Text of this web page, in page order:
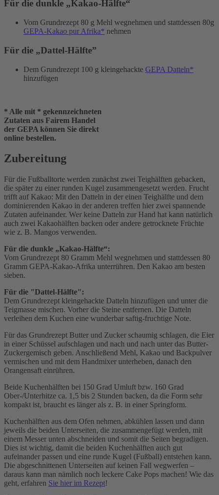
Für die dunkle „Kakao-Hälfte“
Vom Grundrezept 80 g Mehl wegnehmen und stattdessen 80g
GEPA-Kakao pur Afrika* nehmen
Für die „Dattel-Hälfte”
Dem Grundrezept 100 g kleingehackte GEPA Datteln*
hinzufügen
* Alle mit * gekennzeichneten
Zutaten aus Fairem Handel
der GEPA können Sie direkt
online bestellen.
Zubereitung
Für die Fußballtorte werden zunächst zwei Teighälften gebacken,
die später zu einer runden Kugel zusammengesetzt werden. Frucht
trifft auf Kakao: Mit den Datteln in der einen Teighälfte und dem
dominierenden Kakao in der anderen treffen hier zwei spannende
Zutaten aufeinander. Wer keine Datteln zur Hand hat kann natürlich
auch zwei Kakaohälften backen oder andere getrocknete Früchte
wie z. B. Mangos verwenden.
Für die dunkle „Kakao-Hälfte“:
Vom Grundrezept 80 Gramm Mehl wegnehmen und stattdessen 80
Gramm GEPA-Kakao-Afrika unterrühren. Den Kakao am besten
sieben.
Für die "Dattel-Hälfte":
Dem Grundrezept kleingehackte Datteln hinzufügen und unter die
Teigmasse mischen. Vorher die Steine entfernen. Die Datteln
verleihen dem Kuchen eine wunderbar saftig-fruchtige Note.
Für das Grundrezept Butter und Zucker schaumig schlagen, die Eier
in einer Schüssel aufschlagen und nach und nach unter das Butter-
Zuckergemisch geben. Anschließend Mehl, Kakao und Backpulver
vermischen und mit dem Handmixer unterheben, danach den
Orangensaft einrühren.
Beide Kuchenhälften bei 150 Grad Umluft bzw. 160 Grad
Ober-/Unterhitze ca. 1,5 bis 2 Stunden backen, da die Form sehr
kompakt ist, braucht es länger als z. B. in einer Springform.
Kuchenhälften aus dem Ofen nehmen, abkühlen lassen und dann
jeweils die beiden Unterseiten, die zusammengefügt werden, mit
einem Messer unten abschneiden und somit die Seiten begradigen.
Dies ist wichtig, damit die beiden Kuchenhälften auch gut
aufeinander passen und eine runde Kugel (Fußball) entstehen kann.
Die abgeschnittenen Unterseiten auf keinen Fall wegwerfen –
daraus kann man nämlich noch leckere Cake Pops machen! Wie das
geht, erfahren Sie hier im Rezept!